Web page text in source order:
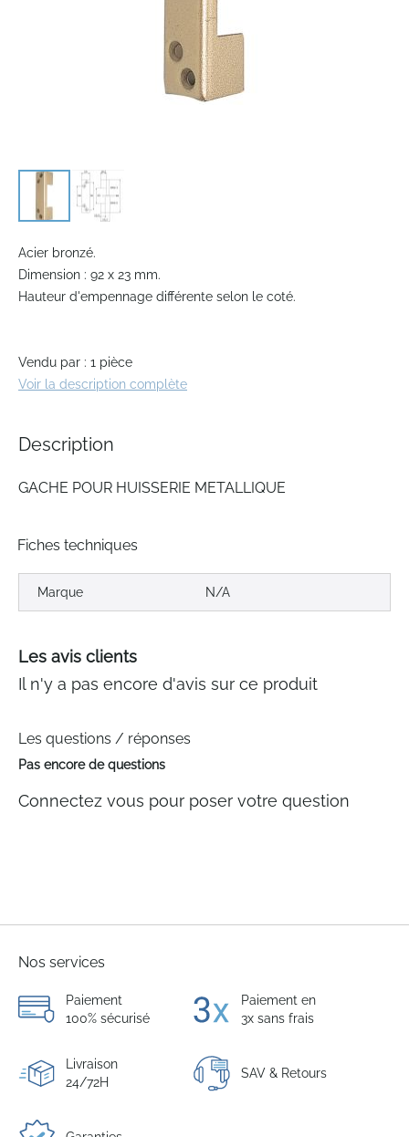
to
the
of
gallery
Acier bronzé.
Dimension : 92 x 23 mm.
Hauteur d'empennage différente selon le coté.
Vendu par : 1 pièce
Voir la description complète
Description
GACHE POUR HUISSERIE METALLIQUE
Fiches techniques
Marque N/A
Les avis clients
Il n'y a pas encore d'avis sur ce produit
Les questions / réponses
Pas encore de questions
Connectez vous pour poser votre question
Nos services
Paiement
100% sécurisé
Paiement en
3x sans frais
Livraison
24/72H
SAV & Retours